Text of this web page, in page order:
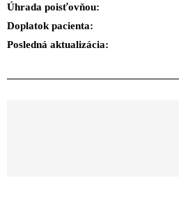
Úhrada poisťovňou:
Doplatok pacienta:
Posledná aktualizácia: